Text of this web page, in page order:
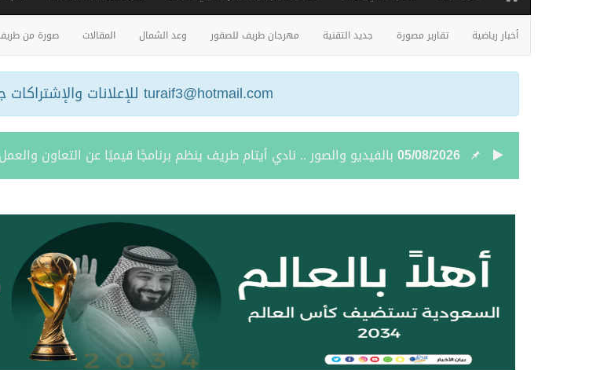
أخبار رياضية تقارير مصورة جديد التقنية مهرجان طريف للصقور وعد الشمال المقالات صورة من
turaif3@hotmail.com للإعلانات والإشتراكات جوال 0551656661
05/08/2026 نائب أمير الحدود الشمالية يستقبل مدير فرع وزارة الرياضة وأعضاء نادي
04/08/2026
بالصور.. علي بن زيدان الشمري يحتفل بزواج ابنه “فواز”
بالصور.. محمد بن سعود رقاد الرويلي يحتفل بزواج ابنه “عمر”
04/08/2026تعيين الأستاذ ياسر بن حامد بن مدوح الحازمي عضوًا في مجلس منطقة